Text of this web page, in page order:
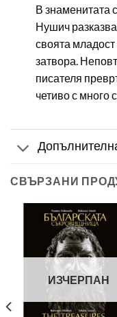
В знаменитата
Нушич
своята младост
затвора.
писателя
четиво с много
СВЪРЗАНИ
ИЗЧЕРПАН